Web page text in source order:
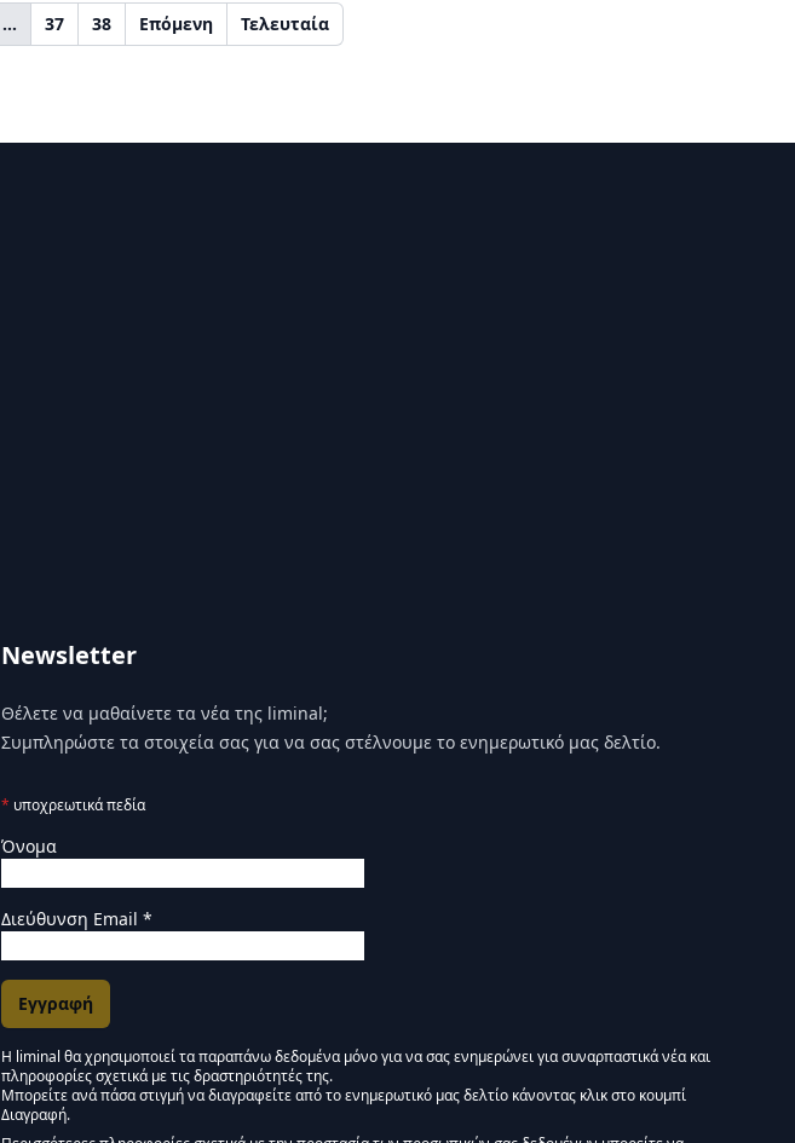
… 37 38 Επόμενη Τελευταία
Newsletter
Θέλετε να μαθαίνετε τα νέα της liminal;
Συμπληρώστε τα στοιχεία σας για να σας στέλνουμε το ενημερωτικό μας δελτίο.
* υποχρεωτικά πεδία
Όνομα
Διεύθυνση Email *
Εγκρίσεις Μάρκετινγκ
Η liminal θα χρησιμοποιεί τα παραπάνω δεδομένα μόνο για να σας ενημερώνει για συναρπαστικά νέα και
πληροφορίες σχετικά με τις δραστηριότητές της.
Μείνετε συντονισμένοι - Ενημερωτικό δελτίο Liminal :)
Μπορείτε ανά πάσα στιγμή να διαγραφείτε από το ενημερωτικό μας δελτίο κάνοντας κλικ στο κουμπί
Διαγραφή.